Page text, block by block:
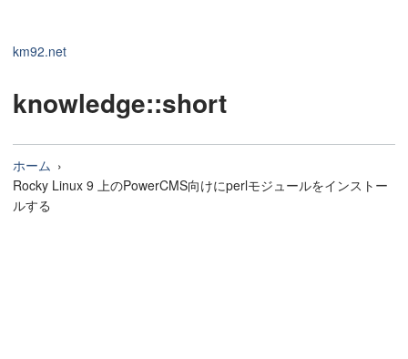
km92.net
knowledge::short
ホーム
Rocky Linux 9 上のPowerCMS向けにperlモジュールをインストー
ルする